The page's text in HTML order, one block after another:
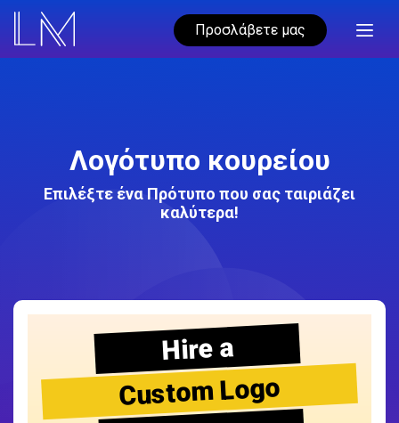
Προσλάβετε μας
Λογότυπο κουρείου
Επιλέξτε ένα Πρότυπο που σας ταιριάζει
καλύτερα!
Hire a
Custom Logo